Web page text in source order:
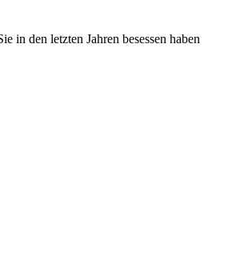
in den letzten Jahren besessen haben